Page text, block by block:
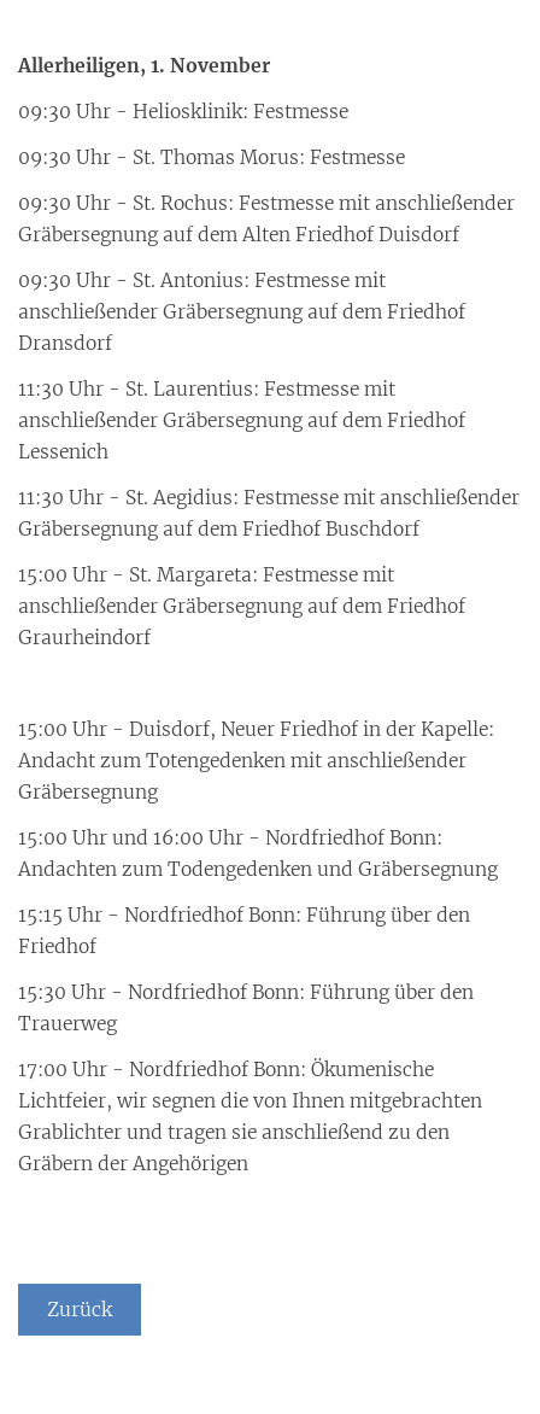
Allerheiligen, 1. November
09:30 Uhr - Heliosklinik: Festmesse
09:30 Uhr - St. Thomas Morus: Festmesse
09:30 Uhr - St. Rochus: Festmesse mit anschließender
Gräbersegnung auf dem Alten Friedhof Duisdorf
09:30 Uhr - St. Antonius: Festmesse mit
anschließender Gräbersegnung auf dem Friedhof
Dransdorf
11:30 Uhr - St. Laurentius: Festmesse mit
anschließender Gräbersegnung auf dem Friedhof
Lessenich
11:30 Uhr - St. Aegidius: Festmesse mit anschließender
Gräbersegnung auf dem Friedhof Buschdorf
15:00 Uhr - St. Margareta: Festmesse mit
anschließender Gräbersegnung auf dem Friedhof
Graurheindorf
15:00 Uhr - Duisdorf, Neuer Friedhof in der Kapelle:
Andacht zum Totengedenken mit anschließender
Gräbersegnung
15:00 Uhr und 16:00 Uhr - Nordfriedhof Bonn:
Andachten zum Todengedenken und Gräbersegnung
15:15 Uhr - Nordfriedhof Bonn: Führung über den
Friedhof
15:30 Uhr - Nordfriedhof Bonn: Führung über den
Trauerweg
17:00 Uhr - Nordfriedhof Bonn: Ökumenische
Lichtfeier, wir segnen die von Ihnen mitgebrachten
Grablichter und tragen sie anschließend zu den
Gräbern der Angehörigen
Zurück